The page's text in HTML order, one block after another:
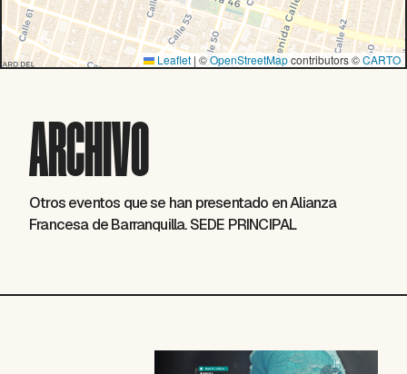
Leaflet | ©OpenStreetMapcontributors ©CARTO
ARCHIVO
Otros eventos que se han presentado en Alianza
Francesa de Barranquilla. SEDE PRINCIPAL